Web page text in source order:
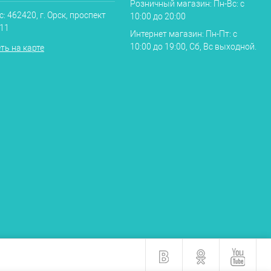
462420, г. Орск, проспект
на карте
Розничный магазин: Пн-Вс: с
10:00 до 20:00
Интернет магазин: Пн-Пт: с
10:00 до 19:00, Сб, Вс выходной.